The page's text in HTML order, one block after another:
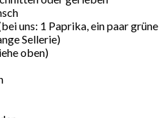
uns: 1 Paprika, ein paar grüne
Sellerie)
oben)